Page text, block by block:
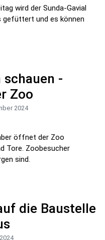
wird der Sunda-Gavial
gefüttert und es können
-
Zoo
2024
öffnet der Zoo
Tore. Zoobesucher
sind.
die Baustelle